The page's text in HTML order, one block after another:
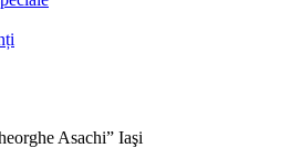
Asachi” Iaşi